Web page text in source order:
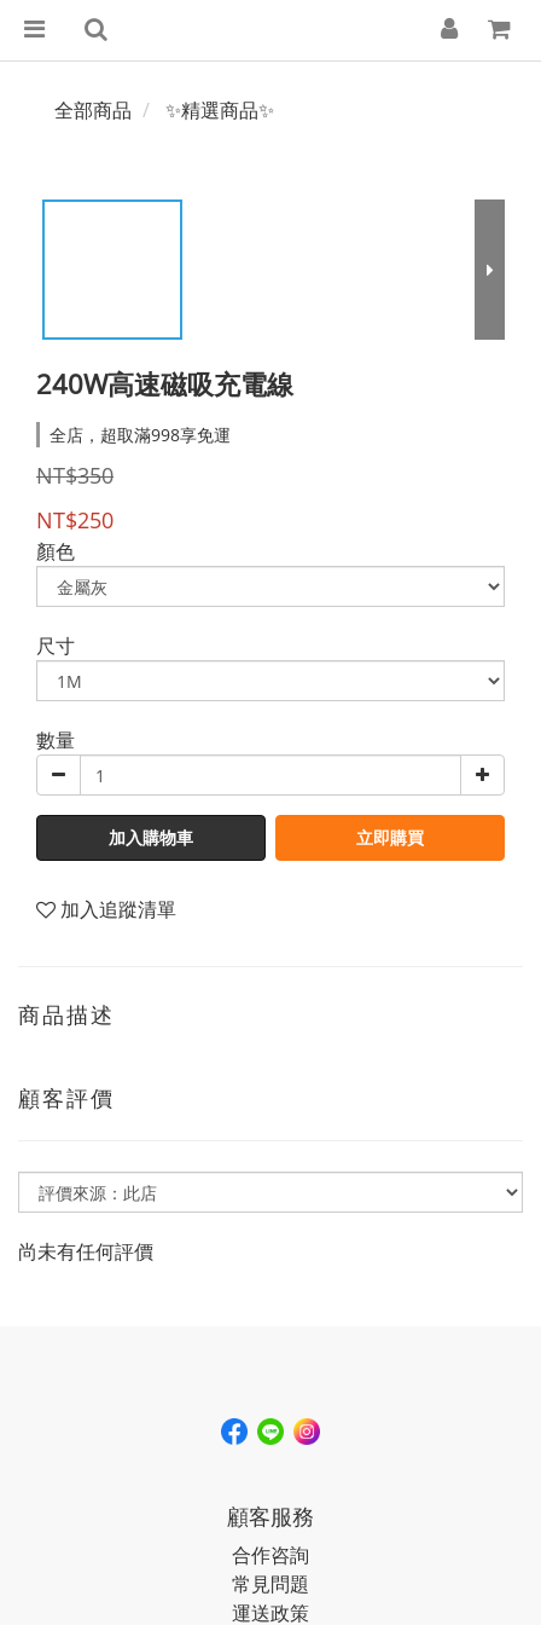
全部商品 ✨精選商品✨
240W高速磁吸充電線
全店，超取滿998享免運
NT$350
NT$250
顏色
尺寸
數量
加入購物車 立即購買
加入追蹤清單
商品描述
顧客評價
尚未有任何評價
顧客服務
合作咨詢
常見問題
運送政策